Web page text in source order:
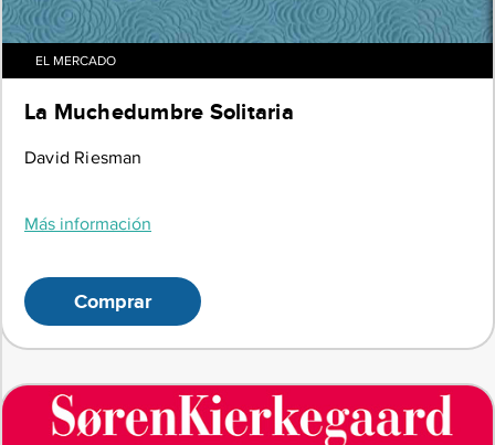
EL MERCADO
La Muchedumbre Solitaria
David Riesman
Más información
Comprar